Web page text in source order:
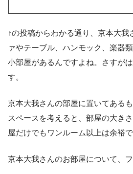
↑の投稿からわかる通り、 京本大我
ァやテーブル、ハンモック、楽器
小部屋があるんですよね。さすが
す。
京本大我さんの部屋に置いてある
スペースを考えると、 部屋の大き
屋だけでもワンルーム以上は余裕
京本大我さんのお部屋について、フ